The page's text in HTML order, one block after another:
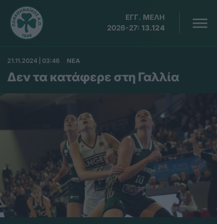
ΕΓΓ. ΜΕΛΗ
2026-27: 13.124
21.11.2024 | 03:46 ΝΕΑ
Δεν τα κατάφερε στη Γαλλία